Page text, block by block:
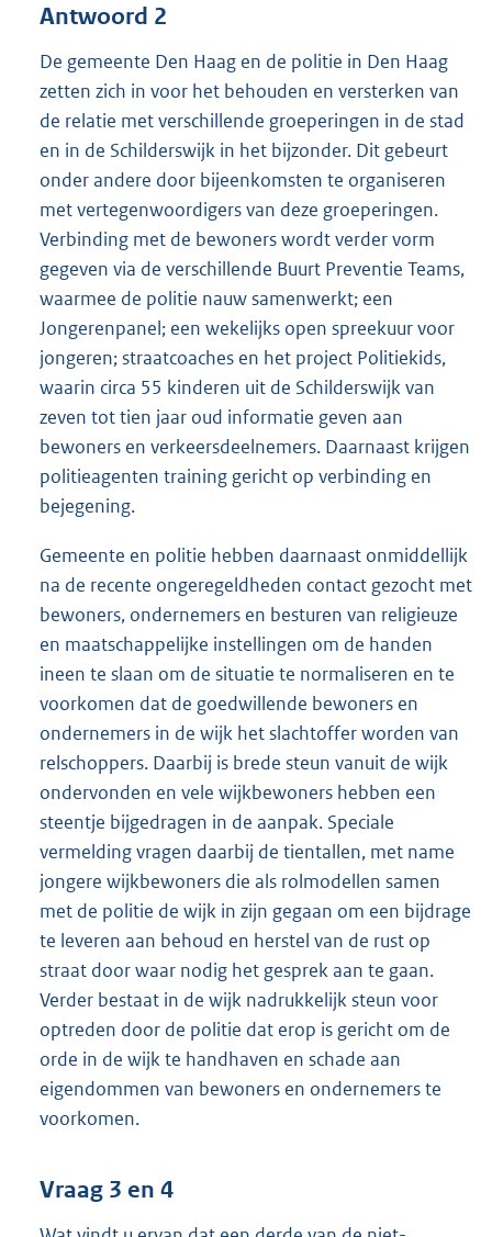
Antwoord 2
De gemeente Den Haag en de politie in Den Haag
zetten zich in voor het behouden en versterken van
de relatie met verschillende groeperingen in de stad
en in de Schilderswijk in het bijzonder. Dit gebeurt
onder andere door bijeenkomsten te organiseren
met vertegenwoordigers van deze groeperingen.
Verbinding met de bewoners wordt verder vorm
gegeven via de verschillende Buurt Preventie Teams,
waarmee de politie nauw samenwerkt; een
Jongerenpanel; een wekelijks open spreekuur voor
jongeren; straatcoaches en het project Politiekids,
waarin circa 55 kinderen uit de Schilderswijk van
zeven tot tien jaar oud informatie geven aan
bewoners en verkeersdeelnemers. Daarnaast krijgen
politieagenten training gericht op verbinding en
bejegening.
Gemeente en politie hebben daarnaast onmiddellijk
na de recente ongeregeldheden contact gezocht met
bewoners, ondernemers en besturen van religieuze
en maatschappelijke instellingen om de handen
ineen te slaan om de situatie te normaliseren en te
voorkomen dat de goedwillende bewoners en
ondernemers in de wijk het slachtoffer worden van
relschoppers. Daarbij is brede steun vanuit de wijk
ondervonden en vele wijkbewoners hebben een
steentje bijgedragen in de aanpak. Speciale
vermelding vragen daarbij de tientallen, met name
jongere wijkbewoners die als rolmodellen samen
met de politie de wijk in zijn gegaan om een bijdrage
te leveren aan behoud en herstel van de rust op
straat door waar nodig het gesprek aan te gaan.
Verder bestaat in de wijk nadrukkelijk steun voor
optreden door de politie dat erop is gericht om de
orde in de wijk te handhaven en schade aan
eigendommen van bewoners en ondernemers te
voorkomen.
Vraag 3 en 4